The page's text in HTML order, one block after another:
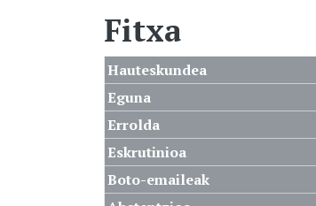
Fitxa
Hauteskundea
Eguna
Errolda
Eskrutinioa
Boto-emaileak